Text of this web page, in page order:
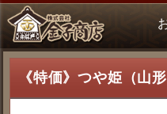
《特価》つや姫（山